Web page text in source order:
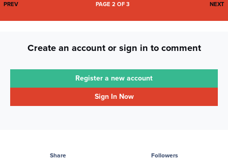
FIRST PAGE
PREV NEXT
PAGE 2 OF 3
Create an account or sign in to comment
Register a new account
Sign In Now
Share Followers